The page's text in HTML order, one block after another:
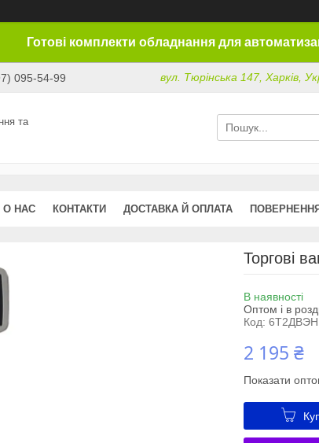
Готові комплекти обладнання для
095-54-99 вул. Тюрінська 147, Харків,
та
О НАС КОНТАКТИ ДОСТАВКА Й ОПЛАТА ПОВЕРНЕННЯ
Торгові
В наявності
Оптом і в
Код: 6Т2ДВЭН
2 195 ₴
Показати